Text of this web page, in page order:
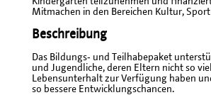
Mitmachen in den Bereichen Kultur,
Beschreibung
Das Bildungs‐ und Teilhabepaket
und Jugendliche, deren Eltern nicht so
Lebensunterhalt zur Verfügung haben
so bessere Entwicklungschancen.